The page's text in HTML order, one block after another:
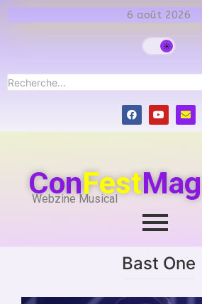
6 août 2026
ConFestMag
Webzine Musical
Bast One